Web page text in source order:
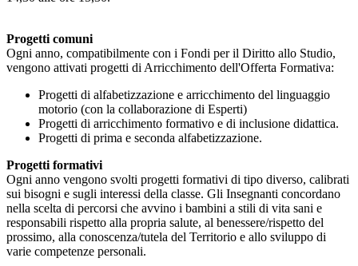
Progetti comuni
Ogni anno, compatibilmente con i Fondi per il Diritto allo Studio,
vengono attivati progetti di Arricchimento dell'Offerta Formativa:
Progetti di alfabetizzazione e arricchimento del linguaggio
motorio (con la collaborazione di Esperti)
Progetti di arricchimento formativo e di inclusione didattica.
Progetti di prima e seconda alfabetizzazione.
Progetti formativi
Ogni anno vengono svolti progetti formativi di tipo diverso, calibrati
sui bisogni e sugli interessi della classe. Gli Insegnanti concordano
nella scelta di percorsi che avvino i bambini a stili di vita sani e
responsabili rispetto alla propria salute, al benessere/rispetto del
prossimo, alla conoscenza/tutela del Territorio e allo sviluppo di
varie competenze personali.